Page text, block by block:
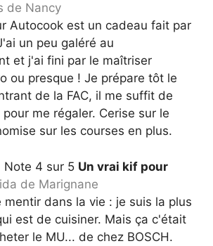
de Nancy
Autocook est un cadeau fait par
un peu galéré au
et j'ai fini par le maîtriser
ou presque ! Je prépare tôt le
de la FAC, il me suffit de
me régaler. Cerise sur le
sur les courses en plus.
Note 4 sur 5 Un vrai kif pour
de Marignane
mentir dans la vie : je suis la plus
est de cuisiner. Mais ça c'était
le MU... de chez BOSCH.